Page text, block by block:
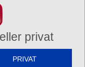
Dispenser Multifold
enklare att undvika
privat
PRIVAT